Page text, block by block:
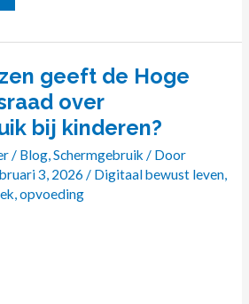
geeft de Hoge
over
bij kinderen?
/ Blog,Schermgebruik / Door
3, 2026 / Digitaal bewust leven,
,opvoeding